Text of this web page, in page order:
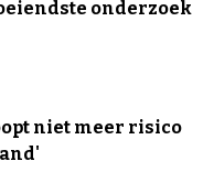
onderzoek
niet meer risico